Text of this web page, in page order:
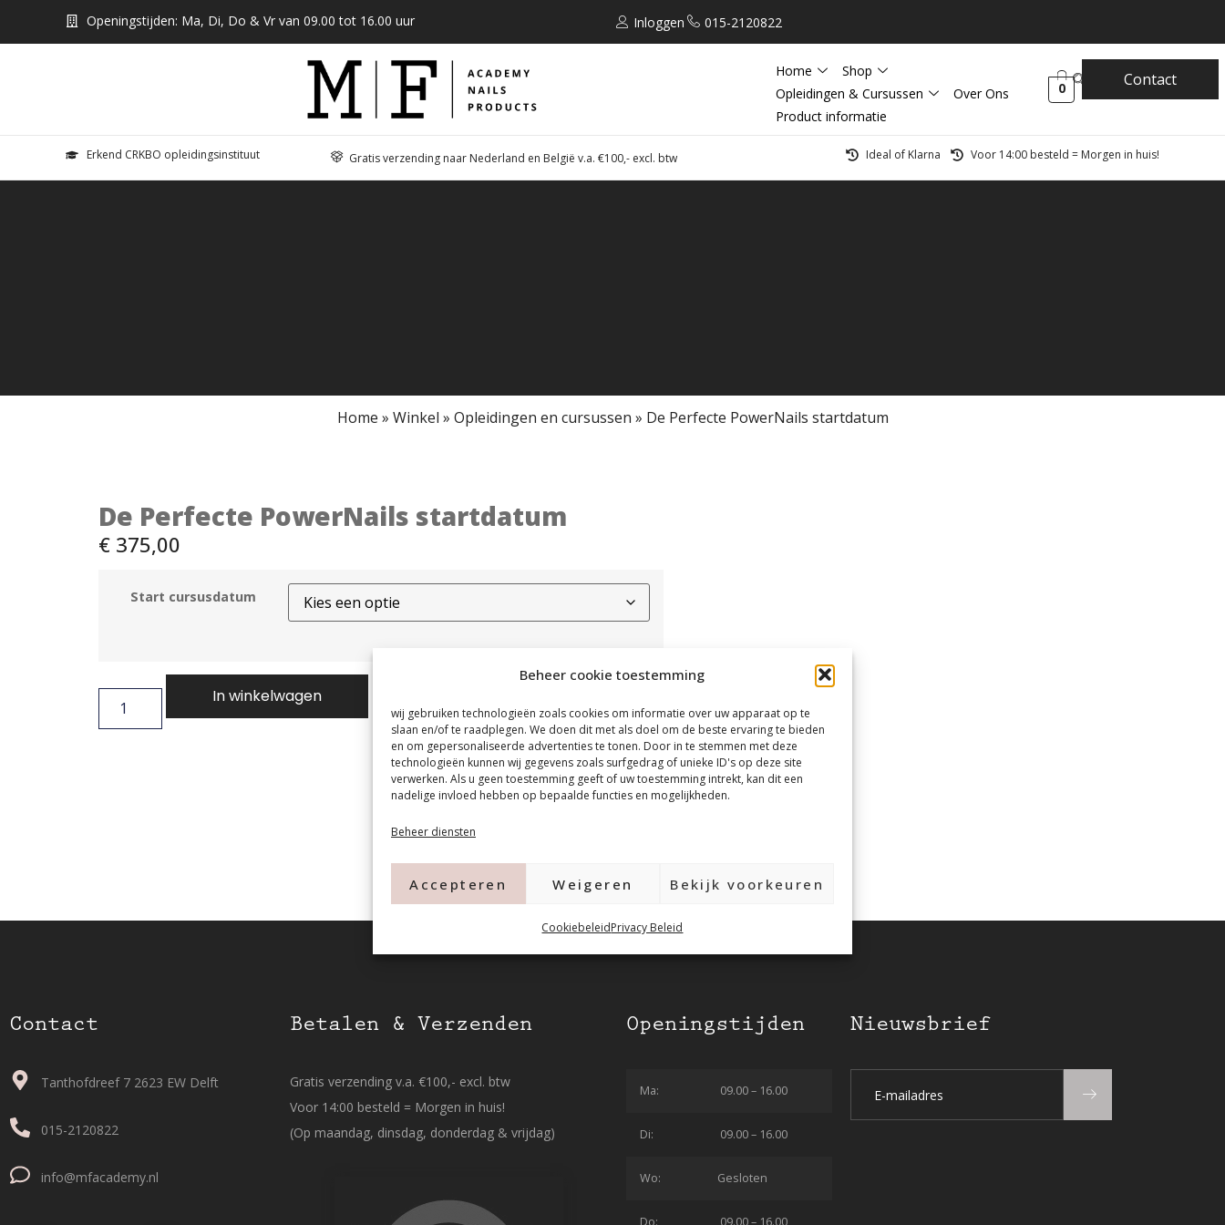
Beheer cookie toestemming
wij gebruiken technologieën zoals cookies om informatie over uw apparaat op te
slaan en/of te raadplegen. We doen dit met als doel om de beste ervaring te bieden
en om gepersonaliseerde advertenties te tonen. Door in te stemmen met deze
technologieën kunnen wij gegevens zoals surfgedrag of unieke ID's op deze site
verwerken. Als u geen toestemming geeft of uw toestemming intrekt, kan dit een
nadelige invloed hebben op bepaalde functies en mogelijkheden.
Beheer diensten
Accepteren Weigeren Bekijk voorkeuren
CookiebeleidPrivacy Beleid
Openingstijden: Ma, Di, Do & Vr van 09.00 tot 16.00 uur Inloggen 015-2120822
Home
Shop
Opleidingen & Cursussen
Over Ons
Product informatie
0 Contact
Erkend CRKBO opleidingsinstituut Gratis verzending naar Nederland en België v.a. €100,- excl. btw Ideal of Klarna Voor 14:00 besteld = Morgen in huis!
Home » Winkel » Opleidingen en cursussen » De Perfecte PowerNails startdatum
De Perfecte PowerNails startdatum
€375,00
Start cursusdatum
In winkelwagen
Contact
Tanthofdreef 7 2623 EW Delft
015-2120822
info@mfacademy.nl
Betalen & Verzenden
Gratis verzending v.a. €100,- excl. btw
Voor 14:00 besteld = Morgen in huis!
(Op maandag, dinsdag, donderdag & vrijdag)
Openingstijden
Ma: 09.00 – 16.00
Di: 09.00 – 16.00
Wo: Gesloten
Do: 09.00 – 16.00
Nieuwsbrief